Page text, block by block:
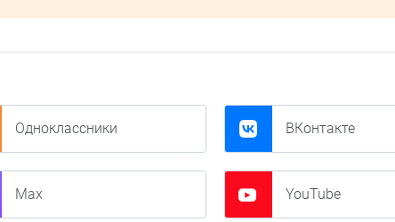
Одноклассники ВКонтакте
Max YouTube